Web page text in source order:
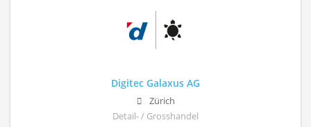
Digitec Galaxus AG
Zürich
Detail- / Grosshandel